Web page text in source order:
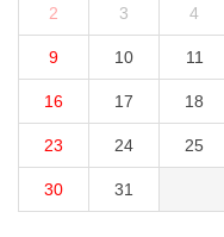
2 3 4
9 10 11
16 17 18
23 24 25
30 31